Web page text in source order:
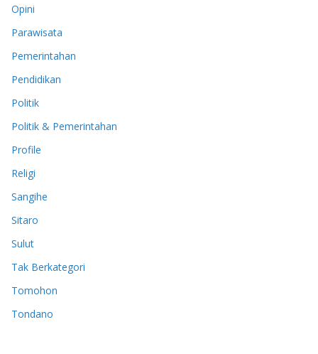
Opini
Parawisata
Pemerintahan
Pendidikan
Politik
Politik & Pemerintahan
Profile
Religi
Sangihe
Sitaro
Sulut
Tak Berkategori
Tomohon
Tondano